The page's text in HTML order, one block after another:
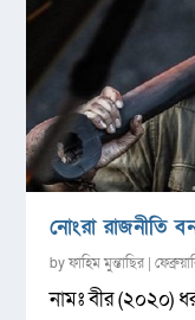
নোংরা রাজনীতি
byফাহিম মুন্তাছির |
নামঃ বীর (২০২০)